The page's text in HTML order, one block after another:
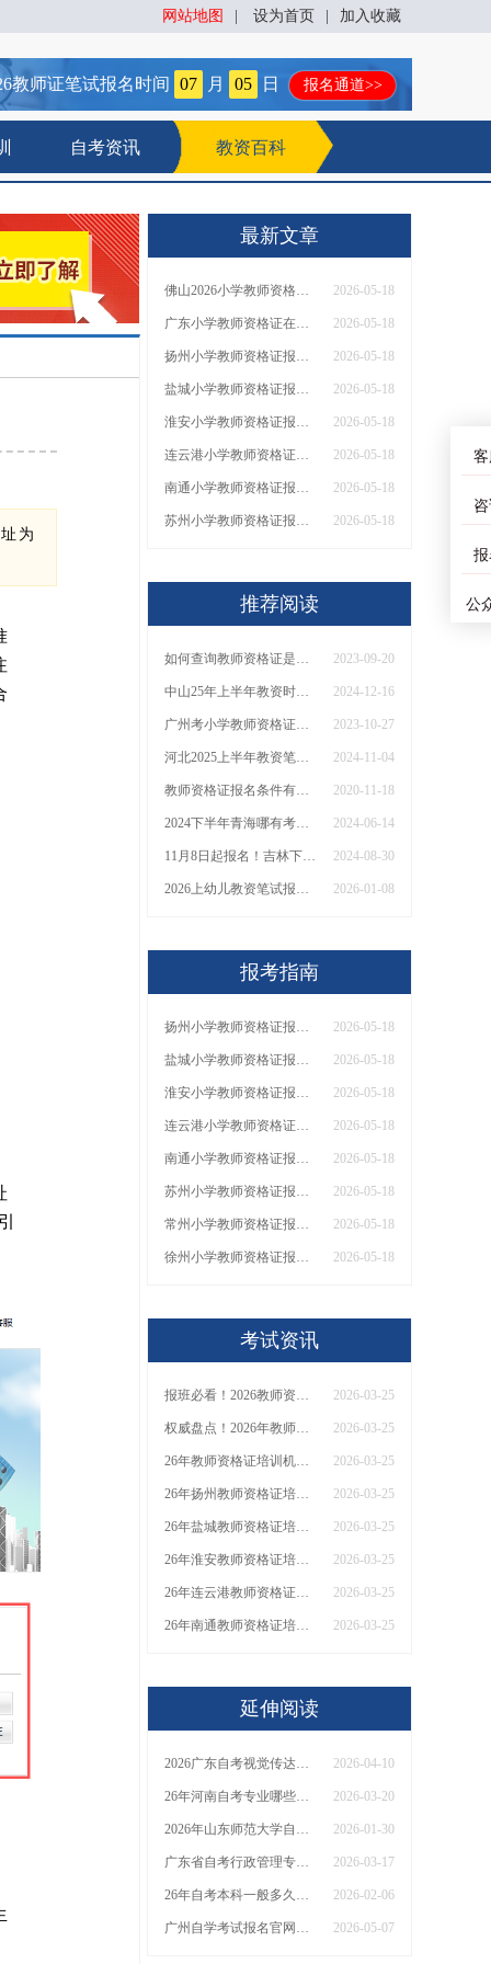
网站地图 设为首页 加入收藏
教师证笔试报名时间 07 月 05 日 报名通道>>
自考资讯 教资百科
为
最新文章
佛山2026小学教师资格证考试报名官网 附报考注意事项！ 2026-05-18
广东小学教师资格证在哪里报名 具体网站是？ 2026-05-18
扬州小学教师资格证报名条件2026（通知） 2026-05-18
盐城小学教师资格证报名条件2026（通知） 2026-05-18
淮安小学教师资格证报名条件2026（通知） 2026-05-18
连云港小学教师资格证报名条件2026（通知） 2026-05-18
南通小学教师资格证报名条件2026（通知） 2026-05-18
苏州小学教师资格证报名条件2026（通知） 2026-05-18
推荐阅读
如何查询教师资格证是否报名成功 2023-09-20
中山25年上半年教资时间日程表（+指南） 2024-12-16
广州考小学教师资格证需要学什么专业才能提高考试成功率？ 2023-10-27
河北2025上半年教资笔试日程［预测公布］ 2024-11-04
教师资格证报名条件有哪些 2020-11-18
2024下半年青海哪有考幼师证的？怎么报名 2024-06-14
11月8日起报名！吉林下半年中小学教师资格面试来了 2024-08-30
2026上幼儿教资笔试报名截止时间 具体到几点 2026-01-08
报考指南
扬州小学教师资格证报名条件2026（通知） 2026-05-18
盐城小学教师资格证报名条件2026（通知） 2026-05-18
淮安小学教师资格证报名条件2026（通知） 2026-05-18
连云港小学教师资格证报名条件2026（通知） 2026-05-18
南通小学教师资格证报名条件2026（通知） 2026-05-18
苏州小学教师资格证报名条件2026（通知） 2026-05-18
常州小学教师资格证报名条件2026（通知） 2026-05-18
徐州小学教师资格证报名条件2026（通知） 2026-05-18
考试资讯
报班必看！2026教师资格证报考培训班推荐榜TOP5！ 2026-03-25
权威盘点！2026年教师资格证十大知名机构排名与选择全攻略 2026-03-25
26年教师资格证培训机构哪个好？值得推荐有？ 2026-03-25
26年扬州教师资格证培训机构哪个好？值得推荐有？ 2026-03-25
26年盐城教师资格证培训机构哪个好？值得推荐有？ 2026-03-25
26年淮安教师资格证培训机构哪个好？值得推荐有？ 2026-03-25
26年连云港教师资格证培训机构哪个好？值得推荐有？ 2026-03-25
26年南通教师资格证培训机构哪个好？值得推荐有？ 2026-03-25
延伸阅读
2026广东自考视觉传达有哪些科目？怎么考？ 2026-04-10
26年河南自考专业哪些不需要考英语？大盘点！ 2026-03-20
2026年山东师范大学自考学前教育（专）考试须知：科目+入口+费用 2026-01-30
广东省自考行政管理专科学校推荐2026（排名更新） 2026-03-17
26年自考本科一般多久拿证？本科文凭有什么用？ 2026-02-06
广州自学考试报名官网入口2026 学历要求多高？ 2026-05-07
公